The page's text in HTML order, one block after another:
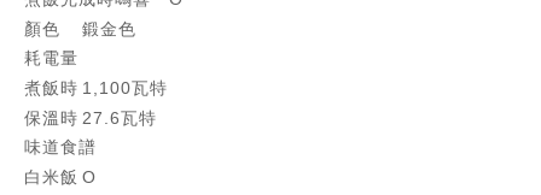
顏色
鍛金色
耗電量
煮飯時 1,100瓦特
保溫時 27.6瓦特
味道食譜
白米飯 O